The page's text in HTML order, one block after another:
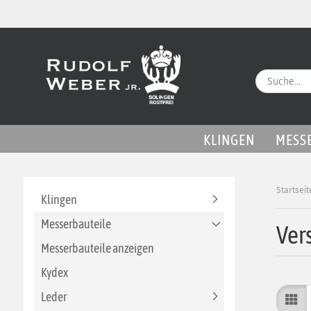
KLINGEN
Klingen
Messerbauteile
Messerbauteile anzeigen
Kydex
Leder